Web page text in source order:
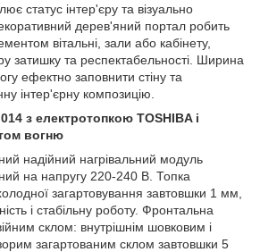
статус інтер'єру та візуально
дерев'яний портал робить
вітальні, зали або кабінету,
затишку та респектабельності. Ширина
ефектно заповнити стіну та
інтер'єрну композицію.
з електротопкою TOSHIBA і
вогню
надійний нагрівальний модуль
на напругу 220-240 В. Топка
загартовування завтовшки 1 мм,
і стабільну роботу. Фронтальна
склом: внутрішнім шовковим і
загартованим склом завтовшки 5